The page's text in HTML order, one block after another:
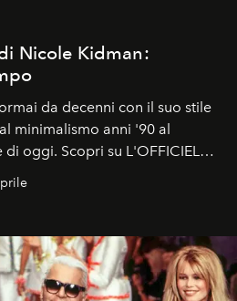
Nicole Kidman:
da decenni con il suo stile
minimalismo anni '90 al
oggi. Scopri su L'OFFICIEL